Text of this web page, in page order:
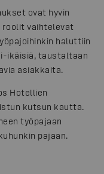
ovat hyvin
roolit vaihtelevat
haluttiin
ikäisiä, taustaltaan
asiakkaita.
Hotellien
kutsun kautta.
työpajaan
pajaan.